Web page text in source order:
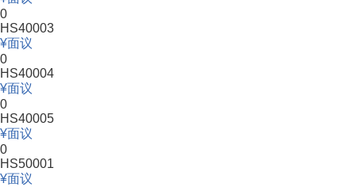
0
HS40003
面议
0
HS40004
面议
0
HS40005
面议
0
HS50001
面议